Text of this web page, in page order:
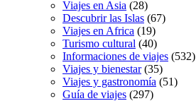
Viajes en Asia (28)
Descubrir las Islas (67)
Viajes en Africa (19)
Turismo cultural (40)
Informaciones de viajes (532)
Viajes y bienestar(35)
Viajes y gastronomía (51)
Guía de viajes (297)